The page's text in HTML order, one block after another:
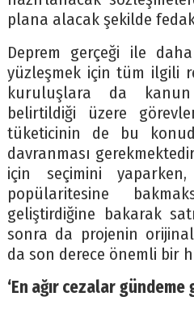
plana alacak şekilde
Deprem gerçeği ile
yüzleşmek için tüm ilgili
kuruluşlara da
belirtildiği üzere
tüketicinin de bu
davranması
için seçimini
popülaritesine
geliştirdiğine bakarak
sonra da projenin
da son derece önemli bir
‘En ağır cezalar gündeme